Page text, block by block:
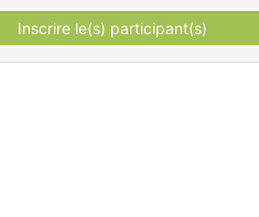
Inscrire le(s) participant(s)